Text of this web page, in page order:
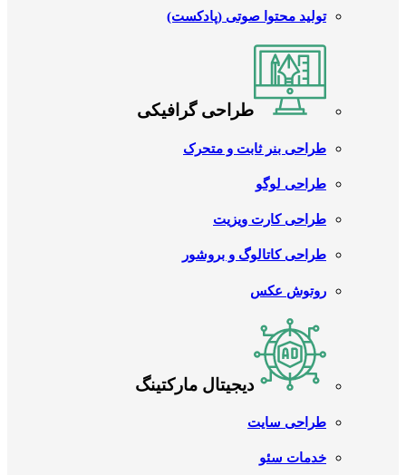
تولید محتوا صوتی (پادکست)
طراحی گرافیکی
طراحی بنر ثابت و متحرک
طراحی لوگو
طراحی کارت ویزیت
طراحی کاتالوگ و بروشور
روتوش عکس
دیجیتال مارکتینگ
طراحی سایت
خدمات سئو